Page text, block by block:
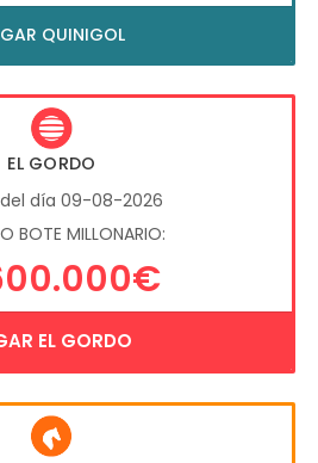
QUINIGOL
EL GORDO
día 09-08-2026
BOTE MILLONARIO:
EL GORDO